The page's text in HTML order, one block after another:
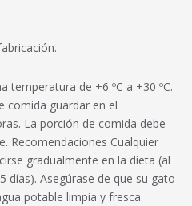
temperatura de +6 ºС a +30 ºС.
comida guardar en el
La porción de comida debe
Recomendaciones Cualquier
gradualmente en la dieta (al
días). Asegúrase de que su gato
potable limpia y fresca.